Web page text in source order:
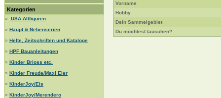
Kategorien
»
.USA Altfiguren
» Haupt & Nebenserien
» Hefte, Zeitschriften und Kataloge
» HPF Bauanleitungen
» Kinder Brioss etc.
» Kinder Freude/Maxi Eier
» KinderJoy/Eis
» KinderJoy/Merendero
Vorname
Hobby
Dein Sammelgebiet
Du möchtest tauschen?